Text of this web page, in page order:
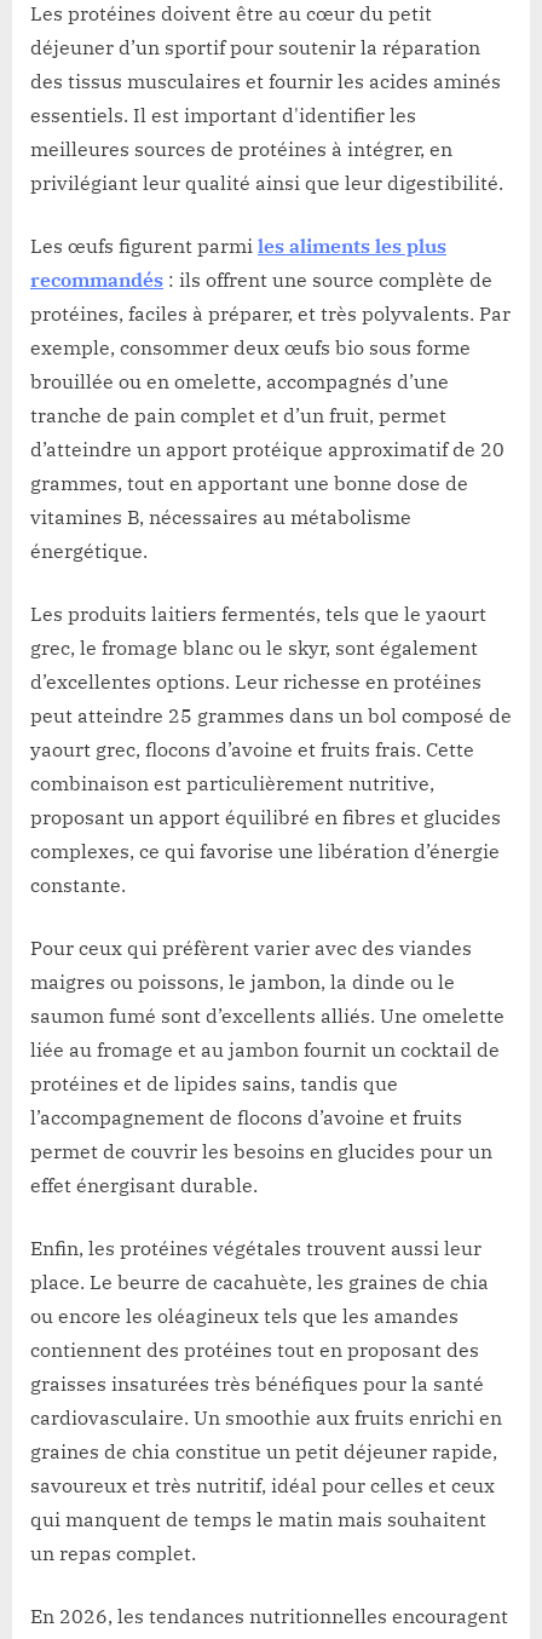
Les protéines doivent être au cœur du petit
déjeuner d’un sportif pour soutenir la réparation
des tissus musculaires et fournir les acides aminés
essentiels. Il est important d'identifier les
meilleures sources de protéines à intégrer, en
privilégiant leur qualité ainsi que leur digestibilité.
Les œufs figurent parmi les aliments les plus
recommandés : ils offrent une source complète de
protéines, faciles à préparer, et très polyvalents. Par
exemple, consommer deux œufs bio sous forme
brouillée ou en omelette, accompagnés d’une
tranche de pain complet et d’un fruit, permet
d’atteindre un apport protéique approximatif de 20
grammes, tout en apportant une bonne dose de
vitamines B, nécessaires au métabolisme
énergétique.
Les produits laitiers fermentés, tels que le yaourt
grec, le fromage blanc ou le skyr, sont également
d’excellentes options. Leur richesse en protéines
peut atteindre 25 grammes dans un bol composé de
yaourt grec, flocons d’avoine et fruits frais. Cette
combinaison est particulièrement nutritive,
proposant un apport équilibré en fibres et glucides
complexes, ce qui favorise une libération d’énergie
constante.
Pour ceux qui préfèrent varier avec des viandes
maigres ou poissons, le jambon, la dinde ou le
saumon fumé sont d’excellents alliés. Une omelette
liée au fromage et au jambon fournit un cocktail de
protéines et de lipides sains, tandis que
l’accompagnement de flocons d’avoine et fruits
permet de couvrir les besoins en glucides pour un
effet énergisant durable.
Enfin, les protéines végétales trouvent aussi leur
place. Le beurre de cacahuète, les graines de chia
ou encore les oléagineux tels que les amandes
contiennent des protéines tout en proposant des
graisses insaturées très bénéfiques pour la santé
cardiovasculaire. Un smoothie aux fruits enrichi en
graines de chia constitue un petit déjeuner rapide,
savoureux et très nutritif, idéal pour celles et ceux
qui manquent de temps le matin mais souhaitent
un repas complet.
En 2026, les tendances nutritionnelles encouragent